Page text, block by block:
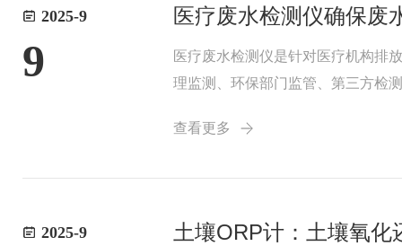
2025-9
9
医疗废水检测仪确保废
医疗废水检测仪是针对医疗机构排
理监测、环保部门监管、第三方检
理站，通过检测处...
查看更多
2025-9 土壤ORP计：土壤氧